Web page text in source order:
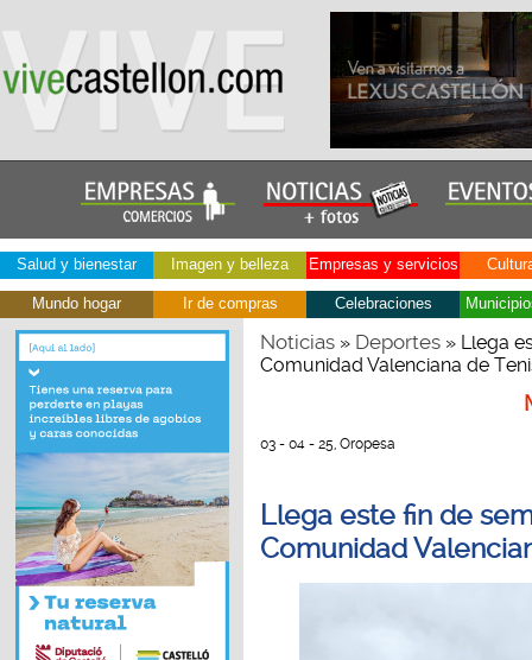
Salud y bienestar Imagen y belleza Empresas y servicios
Mundo hogar Ir de compras Celebraciones
Noticias» Deportes» Llega
Comunidad Valenciana de
03 - 04 - 25, Oropesa
Llega este fin de
Comunidad